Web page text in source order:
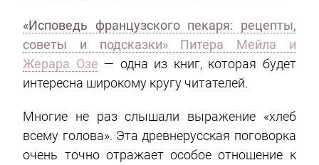
«Исповедь французского пекаря: рецепты,
советы и подсказки» Питера Мейла и
Жерара Озе — одна из книг, которая будет
интересна широкому кругу читателей.
Многие не раз слышали выражение «хлеб
всему голова». Эта древнерусская поговорка
очень точно отражает особое отношение к